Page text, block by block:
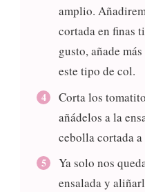
amplio.
cortada en finas
gusto, añade
este tipo de col.
Corta los
añádelos a la
cebolla cortada
Ya solo nos
ensalada y